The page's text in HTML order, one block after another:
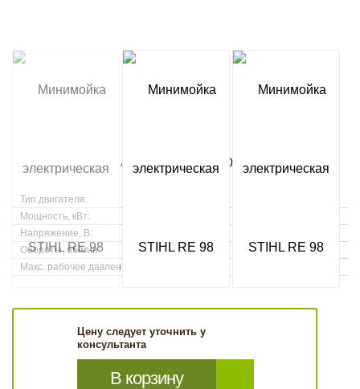
Артикул: 47750124501
Тип двигателя:
Мощность, кВт:
Напряжение, В:
Обороты, об/мин:
2800
Макс. рабочее давление, Бар:
Цену следует уточнить у
консультанта
В корзину